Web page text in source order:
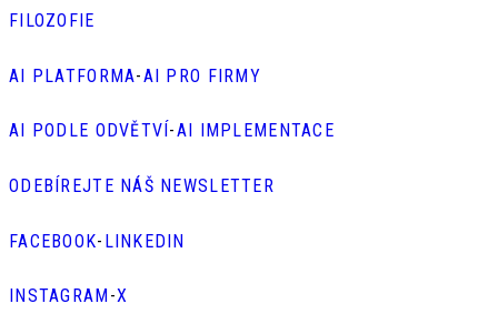
FILOZOFIE
AI PLATFORMA-AI PRO FIRMY
AI PODLE ODVĚTVÍ -AI IMPLEMENTACE
ODEBÍREJTE NÁŠ NEWSLETTER
FACEBOOK- LINKEDIN
INSTAGRAM -X